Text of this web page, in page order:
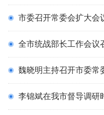
市委召开常委会扩大会
全市统战部长工作会议
魏晓明主持召开市委常委会会议暨深改委会议 学习习近平总书记在深
李锦斌在我市督导调研时强调：坚定不移贯彻落实以习近平同志为核心的党中央决策部